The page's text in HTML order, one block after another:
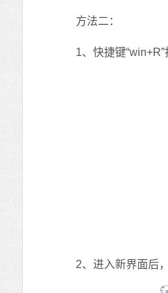
方法二：
1、快捷键“win+R”
2、进入新界面后，